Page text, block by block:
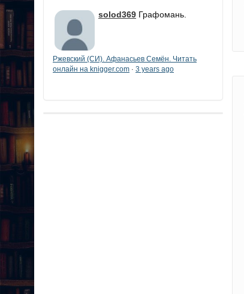
solod369 Графомань.
Ржевский (СИ). Афанасьев Семён. Читать
онлайн на knigger.com · 3 years ago